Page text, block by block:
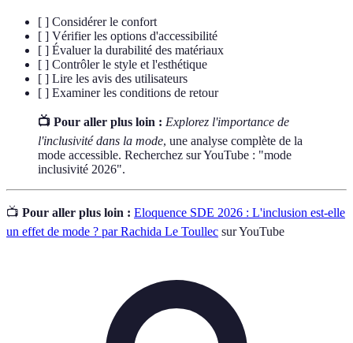
[ ] Considérer le confort
[ ] Vérifier les options d'accessibilité
[ ] Évaluer la durabilité des matériaux
[ ] Contrôler le style et l'esthétique
[ ] Lire les avis des utilisateurs
[ ] Examiner les conditions de retour
📺 Pour aller plus loin : Explorez l'importance de
l'inclusivité dans la mode, une analyse complète de la
mode accessible. Recherchez sur YouTube : "mode
inclusivité 2026".
📺 Pour aller plus loin : Eloquence SDE 2026 : L'inclusion est-elle
un effet de mode ? par Rachida Le Toullec sur YouTube